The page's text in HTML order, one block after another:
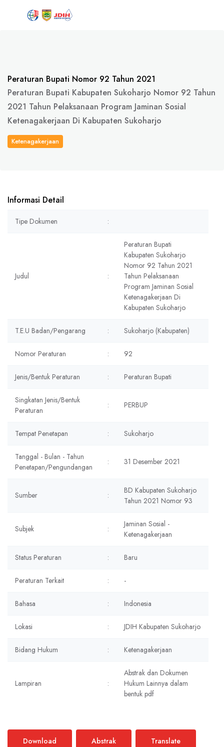
Peraturan Bupati Nomor 92 Tahun 2021
Peraturan Bupati Kabupaten Sukoharjo Nomor 92 Tahun
2021 Tahun Pelaksanaan Program Jaminan Sosial
Ketenagakerjaan Di Kabupaten Sukoharjo
Ketenagakerjaan
Informasi Detail
Tipe Dokumen :
Judul :
Peraturan Bupati
Kabupaten Sukoharjo
Nomor 92 Tahun 2021
Tahun Pelaksanaan
Program Jaminan Sosial
Ketenagakerjaan Di
Kabupaten Sukoharjo
T.E.U Badan/Pengarang : Sukoharjo (Kabupaten)
Nomor Peraturan : 92
Jenis/Bentuk Peraturan : Peraturan Bupati
Singkatan Jenis/Bentuk
Peraturan
: PERBUP
Tempat Penetapan : Sukoharjo
Tanggal - Bulan - Tahun
Penetapan/Pengundangan
: 31 Desember 2021
Sumber :
BD Kabupaten Sukoharjo
Tahun 2021 Nomor 93
Subjek :
Jaminan Sosial -
Ketenagakerjaan
Status Peraturan : Baru
Peraturan Terkait : -
Bahasa : Indonesia
Lokasi : JDIH Kabupaten Sukoharjo
Bidang Hukum : Ketenagakerjaan
Lampiran :
Abstrak dan Dokumen
Hukum Lainnya dalam
bentuk pdf
Download Abstrak Translate